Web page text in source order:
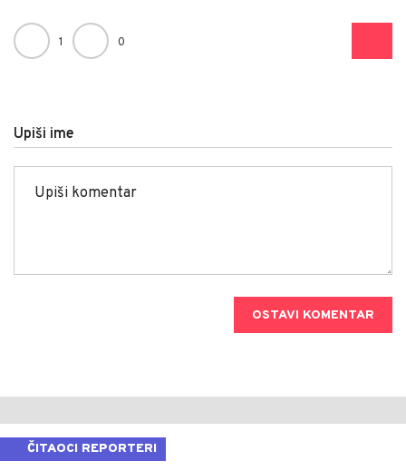
1 0
Upiši ime
OSTAVI KOMENTAR
ČITAOCI REPORTERI